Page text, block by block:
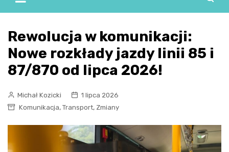
Rewolucja w komunikacji:
Nowe rozkłady jazdy linii 85 i
87/870 od lipca 2026!
Michał Kozicki
1 lipca 2026
Komunikacja, Transport, Zmiany